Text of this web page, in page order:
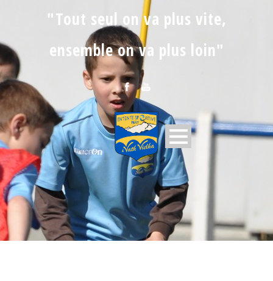
"Tout seul on va plus vite,
ensemble on va plus loin"